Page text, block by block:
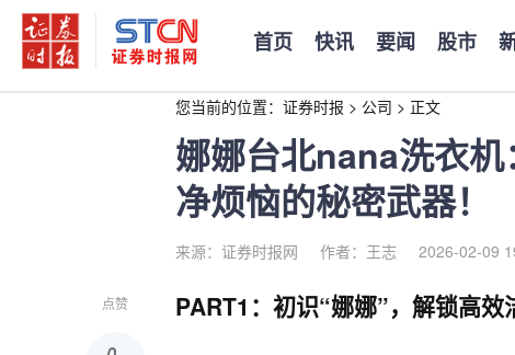
首页 快讯 要闻 股市
您当前的位置： 证券时报 > 公司 > 正文
娜娜台北nana洗衣
净烦恼的秘密武器！
来源：证券时报网 作者：王志 2026-02-09
点赞 PART1：初识“娜娜”，解锁高效